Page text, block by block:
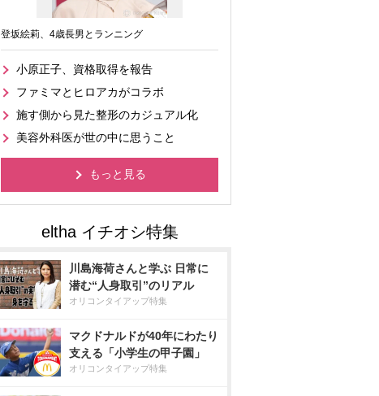
登坂絵莉、4歳長男とランニング
小原正子、資格取得を報告
ファミマとヒロアカがコラボ
施す側から見た整形のカジュアル化
美容外科医が世の中に思うこと
もっと見る
川島海荷さんと学ぶ 日常に
潜む“人身取引”のリアル
オリコンタイアップ特集
マクドナルドが40年にわたり
支える「小学生の甲子園」
オリコンタイアップ特集